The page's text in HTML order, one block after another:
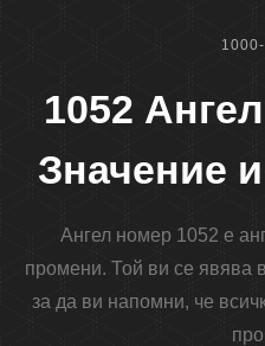
1052
Значение
Ангел номер 1052 е
промени. Той ви се явява
за да ви напомни, че